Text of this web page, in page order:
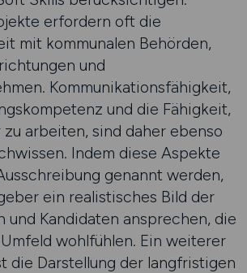
erfordern oft die
mit kommunalen Behörden,
und
Kommunikationsfähigkeit,
und die Fähigkeit,
arbeiten, sind daher ebenso
Indem diese Aspekte
genannt werden,
ein realistisches Bild der
und Kandidaten ansprechen, die
wohlfühlen. Ein weiterer
die Darstellung der langfristigen